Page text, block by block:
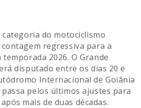
do motociclismo
regressiva para a
2026. O Grande
disputado entre os dias 20 e
Internacional de Goiânia
pelos últimos ajustes para
mais de duas décadas.